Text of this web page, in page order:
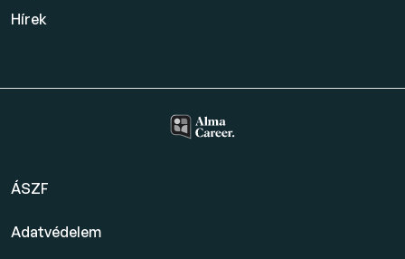
Hírek
ÁSZF
Adatvédelem